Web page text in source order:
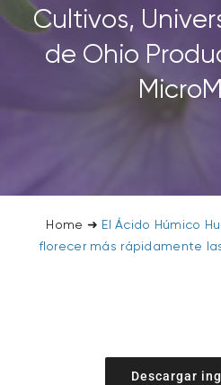
Cultivos,
de Ohio
Home ➜ El Ácido Húmico
florecer más rápidamente
Descargar